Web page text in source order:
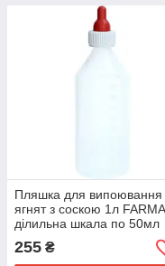
Пляшка для випоювання
ягнят з соскою 1л
ділильна шкала по 50мл
(Нідерланди)
255 ₴